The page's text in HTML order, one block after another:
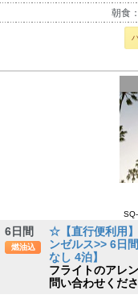
朝食
6日間
燃油込
☆【直行便利用
ンゼルス>> 6日
なし 4泊】
フライトのアレ
問い合わせくだ